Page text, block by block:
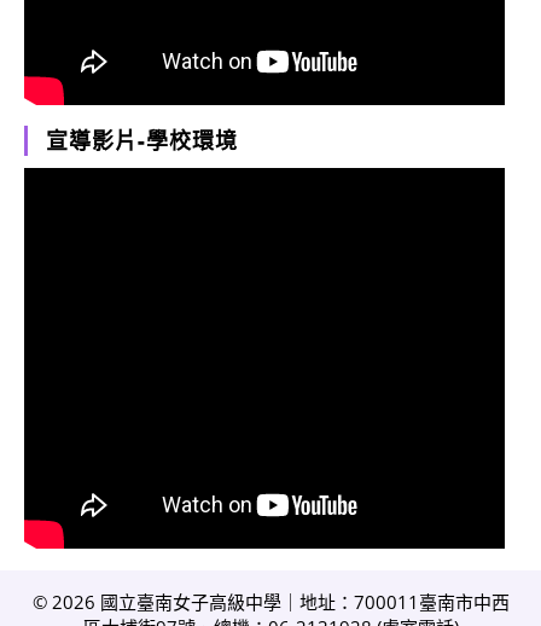
宣導影片-學校環境
© 2026 國立臺南女子高級中學｜地址：700011臺南市中西